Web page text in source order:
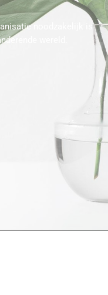
noodzakelijk is
wereld.